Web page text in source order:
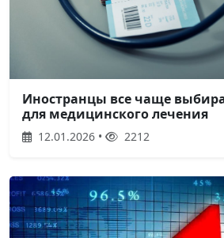
Иностранцы все чаще
для медицинского лечения
12.01.2026 • 2212